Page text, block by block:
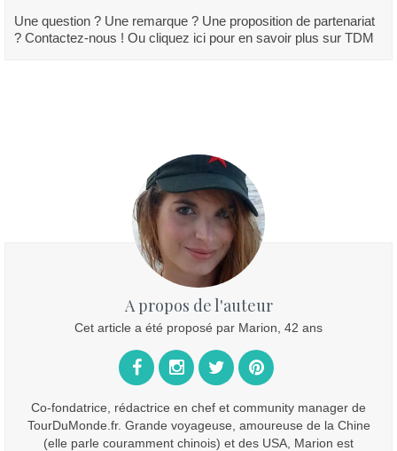
Une question ? Une remarque ? Une proposition de partenariat
? Contactez-nous ! Ou cliquez ici pour en savoir plus sur TDM
A propos de l'auteur
Cet article a été proposé par Marion, 42 ans
Co-fondatrice, rédactrice en chef et community manager de
TourDuMonde.fr. Grande voyageuse, amoureuse de la Chine
(elle parle couramment chinois) et des USA, Marion est